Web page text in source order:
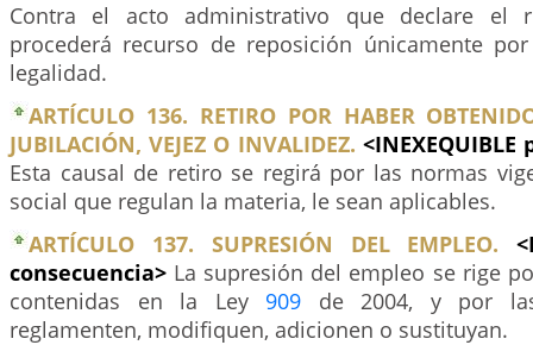
Contra el acto administrativo que declare el
procederá recurso de reposición únicamente
legalidad.
ARTÍCULO 136. RETIRO POR HABER
JUBILACIÓN, VEJEZ O INVALIDEZ.
Esta causal de retiro se regirá por las normas
social que regulan la materia, le sean aplicables.
ARTÍCULO 137. SUPRESIÓN DEL EMPLEO.
consecuencia> La supresión del empleo se rige
contenidas en la Ley 909 de 2004, y por
reglamenten, modifiquen, adicionen o sustituyan.